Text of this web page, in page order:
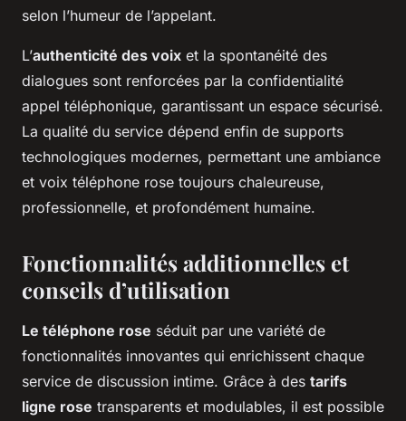
selon l’humeur de l’appelant.
L’authenticité des voix et la spontanéité des
dialogues sont renforcées par la confidentialité
appel téléphonique, garantissant un espace sécurisé.
La qualité du service dépend enfin de supports
technologiques modernes, permettant une ambiance
et voix téléphone rose toujours chaleureuse,
professionnelle, et profondément humaine.
Fonctionnalités additionnelles et
conseils d’utilisation
Le téléphone rose séduit par une variété de
fonctionnalités innovantes qui enrichissent chaque
service de discussion intime. Grâce à des tarifs
ligne rose transparents et modulables, il est possible